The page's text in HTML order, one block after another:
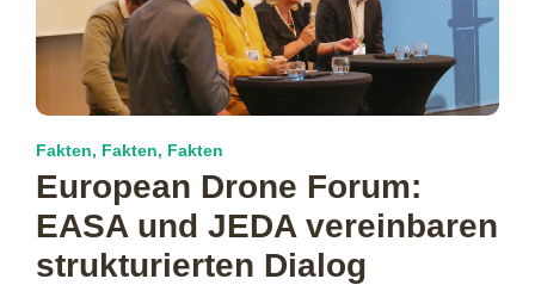
Fakten, Fakten, Fakten
European Drone Forum:
EASA und JEDA vereinbaren
strukturierten Dialog